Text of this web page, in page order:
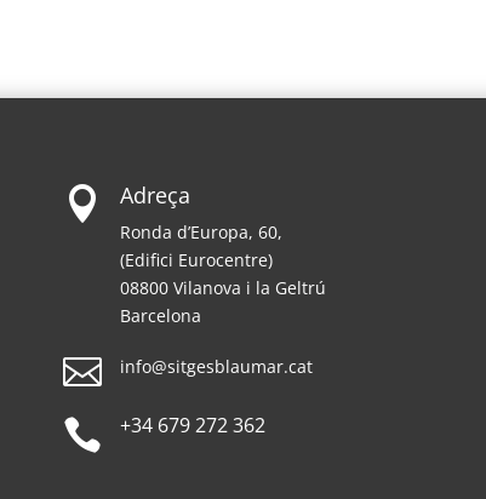
 Adreça
Ronda d’Europa, 60,
(Edifici Eurocentre)
08800 Vilanova i la Geltrú
Barcelona
 info@sitgesblaumar.cat
 +34 679 272 362